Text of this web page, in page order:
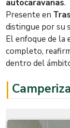
autocaravanas.
Presente en
distingue por su
El enfoque de la
completo,
dentro del